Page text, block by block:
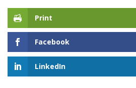
Print
Facebook
LinkedIn